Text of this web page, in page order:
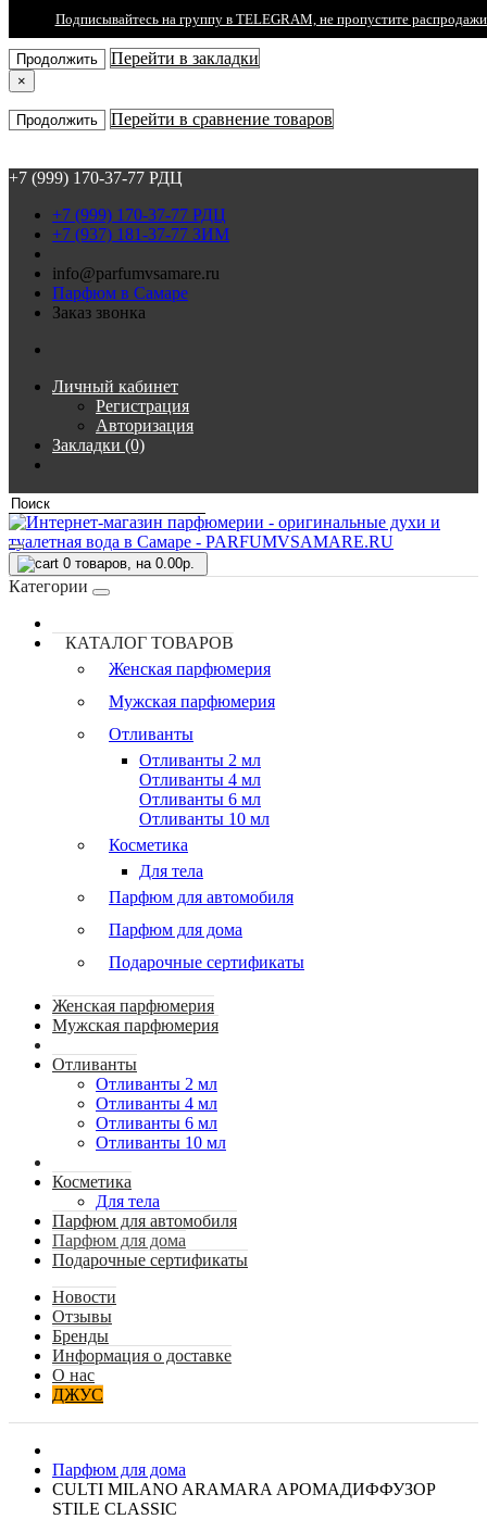
Подписывайтесь на группу в TELEGRAM, не пропустите
Продолжить Перейти в закладки
×
Продолжить Перейти в сравнение товаров
+7 (999) 170-37-77 РДЦ
+7 (999) 170-37-77 РДЦ
+7 (937) 181-37-77 ЗИМ
info@parfumvsamare.ru
Парфюм в Самаре
Заказ звонка
Личный кабинет
Регистрация
Авторизация
Закладки (0)
0 товаров, на 0.00р.
Категории
КАТАЛОГ ТОВАРОВ
Женская парфюмерия
Мужская парфюмерия
Отливанты
Отливанты 2 мл
Отливанты 4 мл
Отливанты 6 мл
Отливанты 10 мл
Косметика
Для тела
Парфюм для автомобиля
Парфюм для дома
Подарочные сертификаты
Женская парфюмерия
Мужская парфюмерия
Отливанты
Отливанты 2 мл
Отливанты 4 мл
Отливанты 6 мл
Отливанты 10 мл
Косметика
Для тела
Парфюм для автомобиля
Парфюм для дома
Подарочные сертификаты
Новости
Отзывы
Бренды
Информация о доставке
О нас
ДЖУС
Парфюм для дома
CULTI MILANO ARAMARA АРОМАДИФФУЗОР
STILE CLASSIC